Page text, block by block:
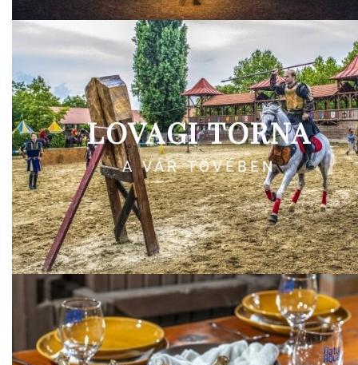
LOVAGI TORNA
A VÁR TÖVÉBEN